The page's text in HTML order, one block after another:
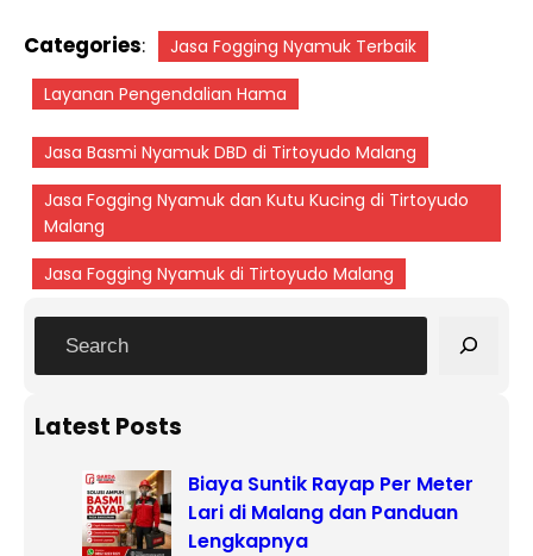
Categories:
Jasa Fogging Nyamuk Terbaik
Layanan Pengendalian Hama
Jasa Basmi Nyamuk DBD di Tirtoyudo Malang
Jasa Fogging Nyamuk dan Kutu Kucing di Tirtoyudo
Malang
Jasa Fogging Nyamuk di Tirtoyudo Malang
rLatest Posts
Biaya Suntik Rayap Per Meter
Lari di Malang dan Panduan
Lengkapnya